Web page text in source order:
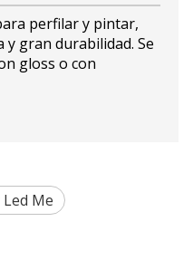
perfilar y pintar,
gran durabilidad. Se
gloss o con
Me